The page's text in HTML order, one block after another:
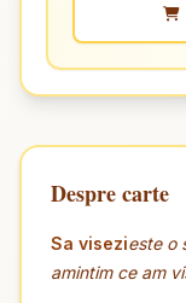
Despre carte
Sa visezieste o
amintim ce am